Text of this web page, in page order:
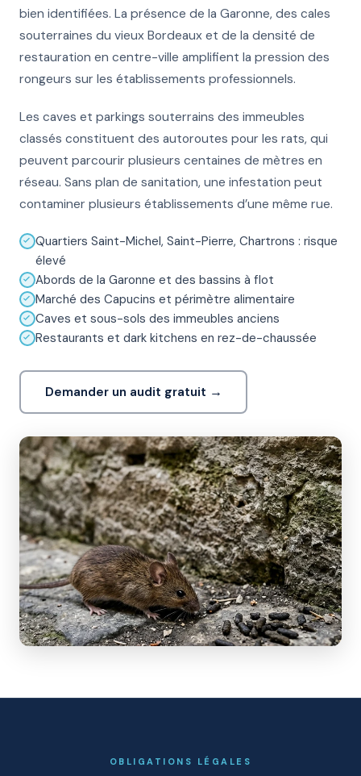
bien identifiées. La présence de la Garonne, des cales
souterraines du vieux Bordeaux et de la densité de
restauration en centre-ville amplifient la pression des
rongeurs sur les établissements professionnels.
Les caves et parkings souterrains des immeubles
classés constituent des autoroutes pour les rats, qui
peuvent parcourir plusieurs centaines de mètres en
réseau. Sans plan de sanitation, une infestation peut
contaminer plusieurs établissements d’une même rue.
Quartiers Saint-Michel, Saint-Pierre, Chartrons : risque
élevé
Abords de la Garonne et des bassins à flot
Marché des Capucins et périmètre alimentaire
Caves et sous-sols des immeubles anciens
Restaurants et dark kitchens en rez-de-chaussée
Demander un audit gratuit →
OBLIGATIONS LÉGALES